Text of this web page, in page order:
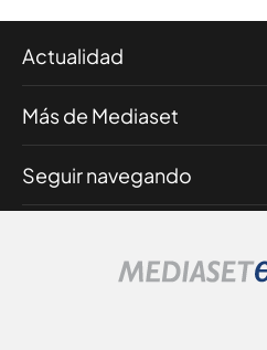
Actualidad
Más de Mediaset
Seguir navegando